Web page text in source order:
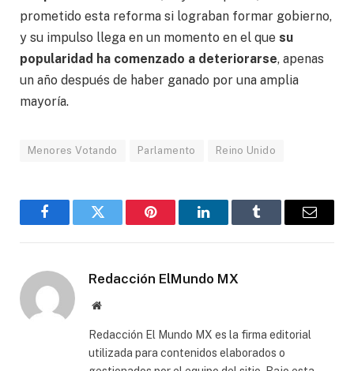
prometido esta reforma si lograban formar gobierno,
y su impulso llega en un momento en el que su
popularidad ha comenzado a deteriorarse, apenas
un año después de haber ganado por una amplia
mayoría.
Menores Votando Parlamento Reino Unido
FacebookGorjeo Pinterest LinkedInTumblr
Correo
Redacción ElMundo MX
Sitio
Redacción El Mundo MX es la firma editorial
utilizada para contenidos elaborados o